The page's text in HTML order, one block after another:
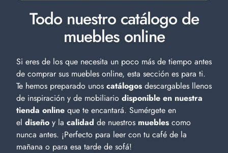
Todo nuestro catálogo de
muebles online
Si eres de los que necesita un poco más de tiempo antes
de comprar sus muebles online, esta sección es para ti.
Te hemos preparado unos catálogos descargables llenos
de inspiración y de mobiliario disponible en nuestra
tienda online que te encantará. Sumérgete en
el diseño y la calidad de nuestros muebles como
nunca antes. ¡Perfecto para leer con tu café de la
mañana o para esa tarde de sofá!